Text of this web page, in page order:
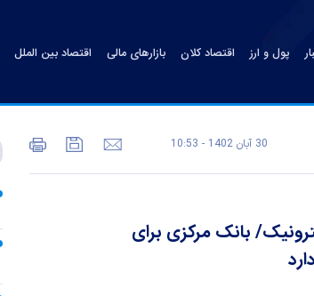
پول و ارز اقتصاد کلان بازارهای مالی اقتصاد بین الملل
30 آبان 1402 - 10:53
بانک مرکزی برای